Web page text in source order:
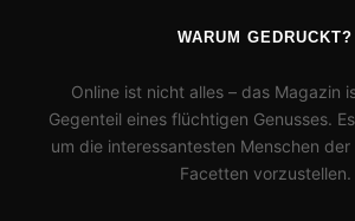
WARUM GEDRUCKT?
Online ist nicht alles – das Magazin
Gegenteil eines flüchtigen Genusses.
um die interessantesten Menschen
Facetten vorzustellen.